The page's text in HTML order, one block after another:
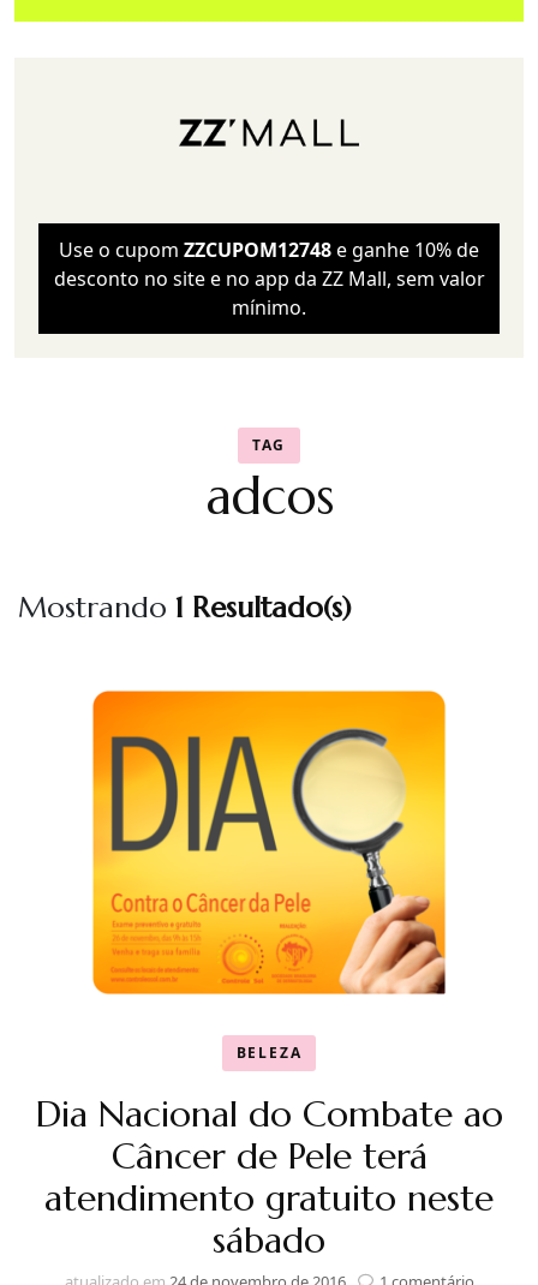
Use o cupom ZZCUPOM12748e ganhe 10% de
desconto no site e no app da ZZ Mall, sem valor
mínimo.
TAG
adcos
Mostrando 1 Resultado(s)
BELEZA
Dia Nacional do Combate ao
Câncer de Pele terá
atendimento gratuito neste
sábado
em